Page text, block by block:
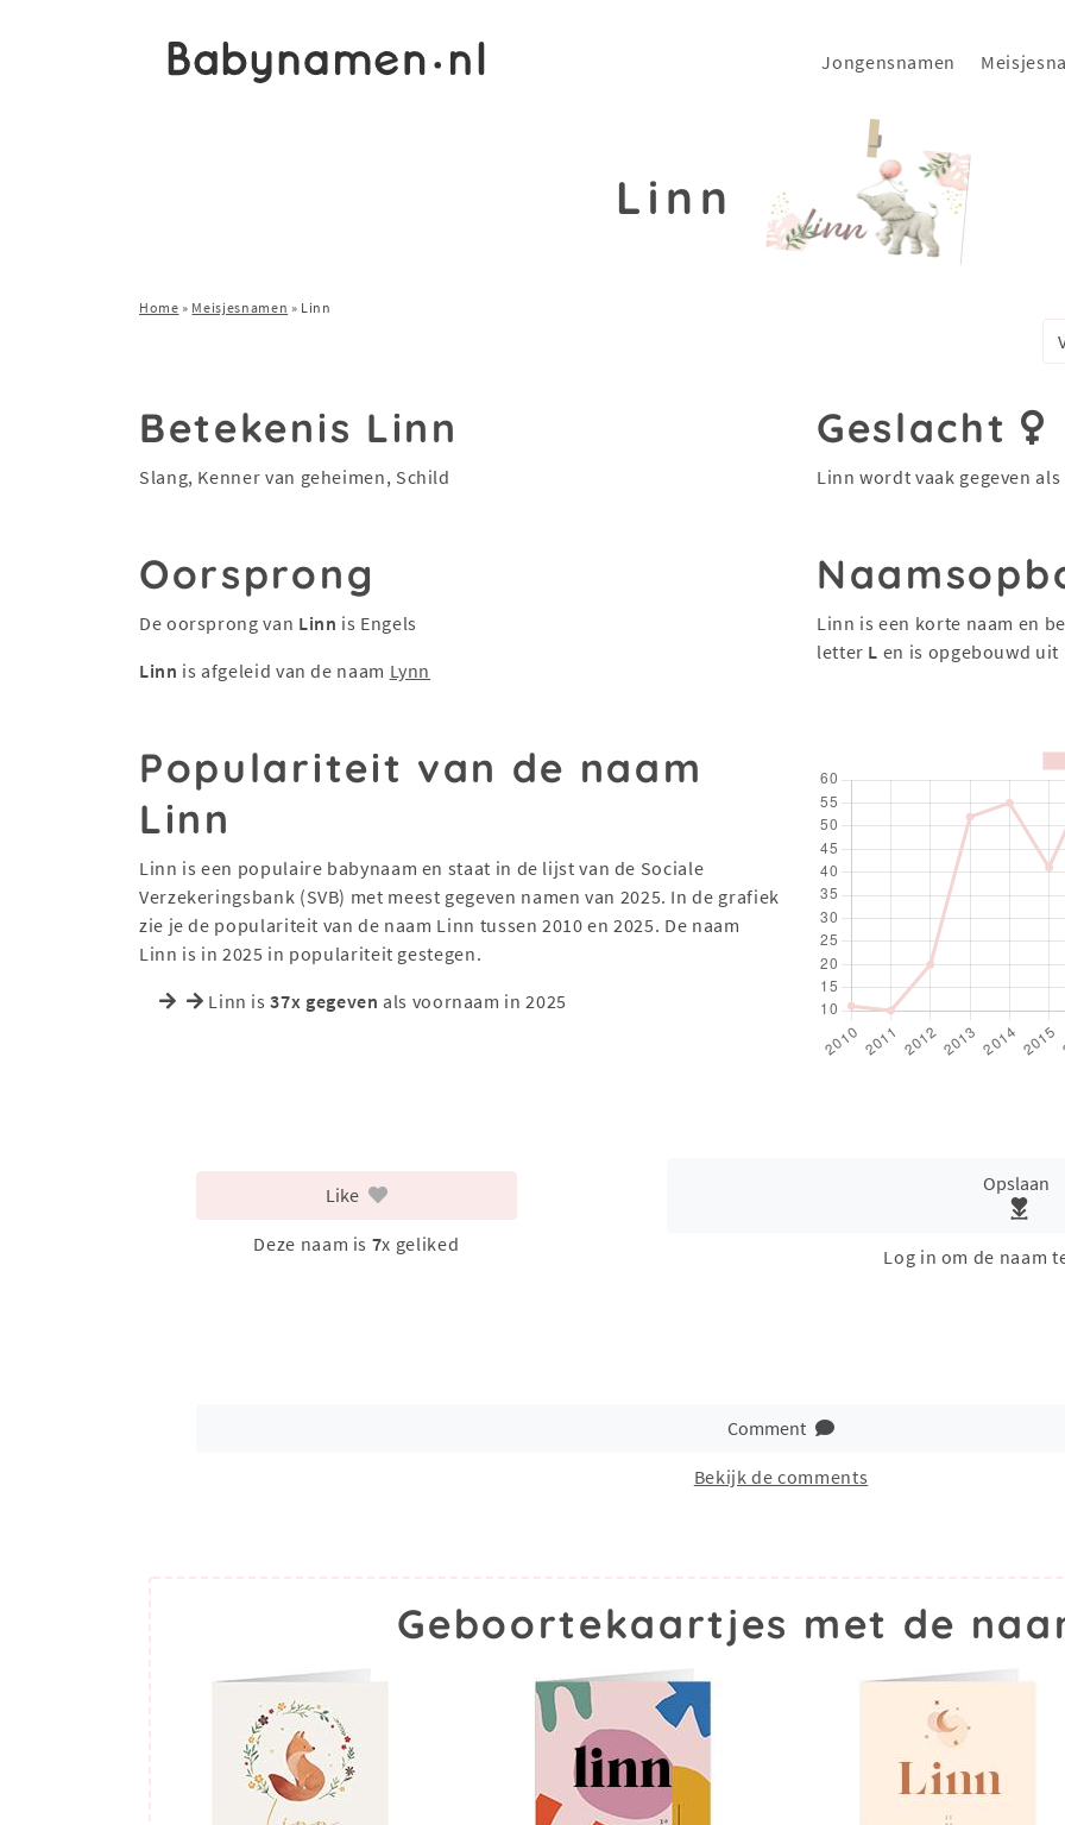
Jongensnamen
Linn
Home » Meisjesnamen » Linn
Betekenis Linn
Slang, Kenner van geheimen, Schild
Geslacht
Linn wordt vaak gegeven als
Oorsprong
De oorsprong van Linn is Engels
Linn is afgeleid van de naam Lynn
Linn is een korte naam en
letter L en is opgebouwd uit
Populariteit van de naam
Linn
Linn is een populaire babynaam en staat in de lijst van de Sociale
Verzekeringsbank (SVB) met meest gegeven namen van 2025. In de grafiek
zie je de populariteit van de naam Linn tussen 2010 en 2025. De naam
Linn is in 2025 in populariteit gestegen.
Linn is37x gegeven als voornaam in 2025
Like
Deze naam is 7x geliked
Opslaan
Log in om de naam
Comment
Bekijk de comments
Geboortekaartjes met de